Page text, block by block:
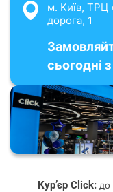
м. Київ, ТРЦ
дорога, 1
сьогодні
Кур’єр Click: до